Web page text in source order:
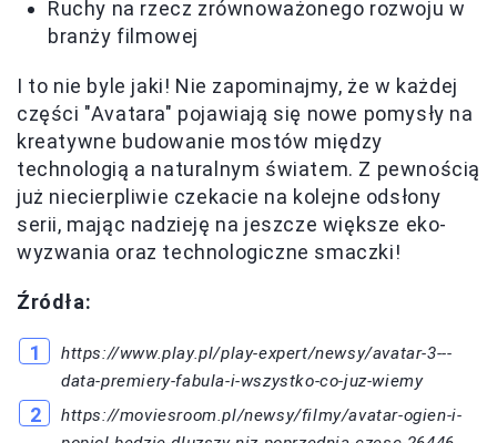
Ruchy na rzecz zrównoważonego rozwoju w
branży filmowej
I to nie byle jaki! Nie zapominajmy, że w każdej
części "Avatara" pojawiają się nowe pomysły na
kreatywne budowanie mostów między
technologią a naturalnym światem. Z pewnością
już niecierpliwie czekacie na kolejne odsłony
serii, mając nadzieję na jeszcze większe eko-
wyzwania oraz technologiczne smaczki!
Źródła:
https://www.play.pl/play-expert/newsy/avatar-3---
data-premiery-fabula-i-wszystko-co-juz-wiemy
https://moviesroom.pl/newsy/filmy/avatar-ogien-i-